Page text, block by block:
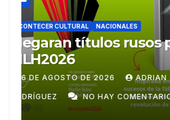
ACONTECER CULTURAL
Ballet Laura Alonso
emprende gira
centroamericana
28 DE JULIO DE 2026
RODRÍGUEZ NO HAY